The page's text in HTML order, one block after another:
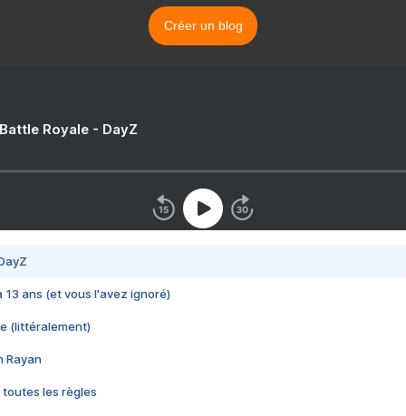
Créer un blog
Royale - DayZ
13 ans (et vous l'avez ignoré)
(littéralement)
Rayan
toutes les règles